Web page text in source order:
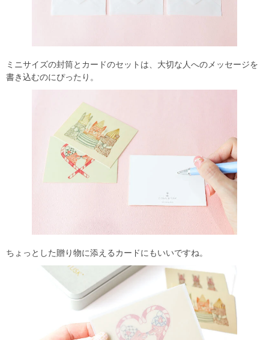
ミニサイズの封筒とカードのセットは、大切な人へのメッセージを
書き込むのにぴったり。
ちょっとした贈り物に添えるカードにもいいですね。